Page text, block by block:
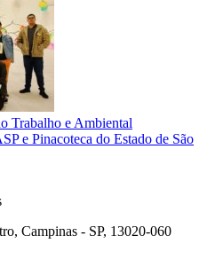
Trabalho e Ambiental
e Pinacoteca do Estado de São
Campinas - SP, 13020-060